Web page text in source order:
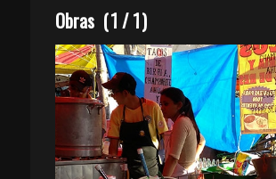
Obras (1 /1)